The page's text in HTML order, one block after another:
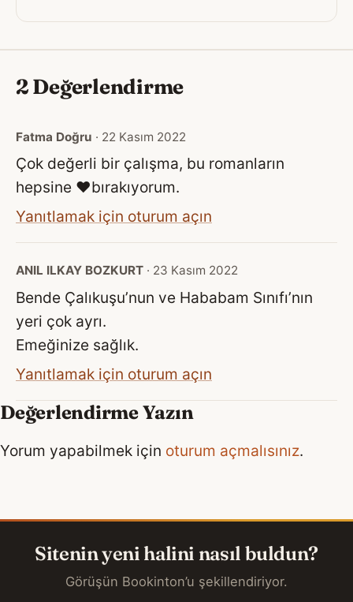
2 Değerlendirme
Fatma Doğru · 22 Kasım 2022
Çok değerli bir çalışma, bu romanların
hepsine ❤️bırakıyorum.
Yanıtlamak için oturum açın
ANIL ILKAY BOZKURT · 23 Kasım 2022
Bende Çalıkuşu’nun ve Hababam Sınıfı’nın
yeri çok ayrı.
Emeğinize sağlık.
Yanıtlamak için oturum açın
Değerlendirme Yazın
Yorum yapabilmek için oturum açmalısınız.
Sitenin yeni halini nasıl buldun?
Görüşün Bookinton’u şekillendiriyor.